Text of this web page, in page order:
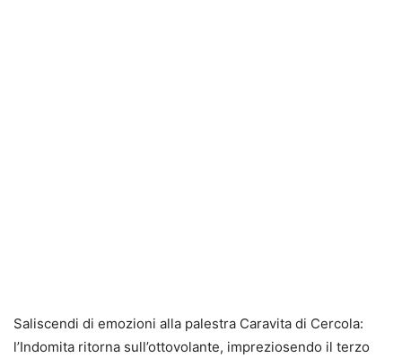
Saliscendi di emozioni alla palestra Caravita di Cercola:
l’Indomita ritorna sull’ottovolante, impreziosendo il terzo